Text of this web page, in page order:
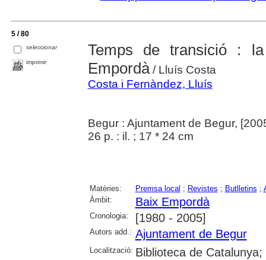
5 / 80
seleccionar
imprimir
Temps de transició :
Empordà/ Lluís Costa
Costa i Fernàndez, Lluís
Begur : Ajuntament de Begur,
26 p. : il. ; 17 * 24 cm
Matèries: Premsa local ; Revistes ; Butlletins ;
Àmbit:
Baix Empordà
Cronologia: [1980 - 2005]
Autors add.: Ajuntament de Begur
Localització: Biblioteca de